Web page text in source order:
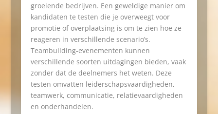
groeiende bedrijven. Een geweldige manier om
kandidaten te testen die je overweegt voor
promotie of overplaatsing is om te zien hoe ze
reageren in verschillende scenario’s.
Teambuilding-evenementen kunnen
verschillende soorten uitdagingen bieden, vaak
zonder dat de deelnemers het weten. Deze
testen omvatten leiderschapsvaardigheden,
teamwerk, communicatie, relatievaardigheden
en onderhandelen.